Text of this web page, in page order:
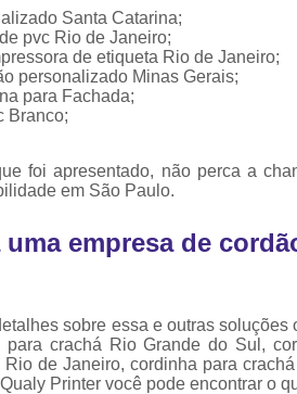
Santa Catarina;
pvc Rio de Janeiro;
de etiqueta Rio de Janeiro;
personalizado Minas Gerais;
para Fachada;
Branco;
foi apresentado, não perca a
em São Paulo.
uma empresa de
sobre essa e outras
para crachá Rio Grande do Sul,
Rio de Janeiro, cordinha para
Printer você pode encontrar o